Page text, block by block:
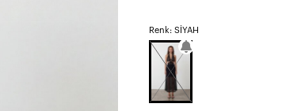
Renk: SİYAH